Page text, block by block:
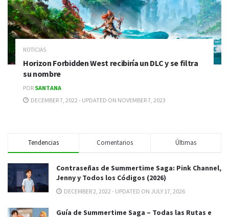
NOTICIAS
Horizon Forbidden West recibiría un DLC y se filtra
su nombre
POR SANTANA
DECEMBER 7, 2022 - UPDATED ON NOVEMBER 7, 2023
Tendencias Comentarios Últimas
Contraseñas de Summertime Saga: Pink Channel,
Jenny y Todos los Códigos (2026)
DECEMBER 2, 2022 - UPDATED ON JULY 17, 2026
Guía de Summertime Saga – Todas las Rutas e